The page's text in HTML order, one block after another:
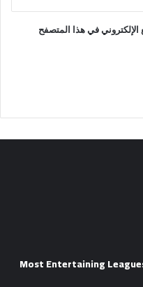
في هذا المتصفح
2026 Most Entertaining